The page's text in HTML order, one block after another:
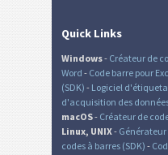
Quick Links
Windows- Créateur de
Word - Code barre pour
(SDK) - Logiciel
d'acquisition des
macOS- Créateur de
Linux, UNIX- Générateur
codes à barres (SDK) -